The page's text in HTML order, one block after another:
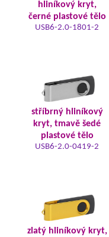
hliníkový kryt,
černé plastové tělo
USB6-2.0-1801-2
stříbrný hliníkový
kryt, tmavě šedé
plastové tělo
USB6-2.0-0419-2
zlatý hliníkový kryt,